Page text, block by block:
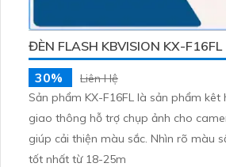
ĐÈN FLASH KBVISION KX-F16FL
30%
Liên Hệ
Sản phẩm KX-F16FL là sản phẩm kêt
giao thông hỗ trợ chụp ảnh cho
giúp cải thiện màu sắc. Nhìn rõ màu
tốt nhất từ 18-25m